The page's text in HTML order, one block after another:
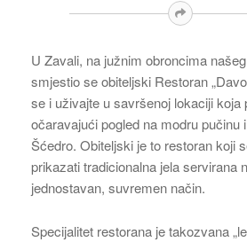
U Zavali, na južnim obroncima
smjestio se obiteljski Restoran
se i uživajte u savršenoj lokaciji koja
očaravajući pogled na modru pučinu
Šćedro. Obiteljski je to restoran koji
prikazati tradicionalna jela servirana
jednostavan, suvremen način.
Specijalitet restorana je takozvana